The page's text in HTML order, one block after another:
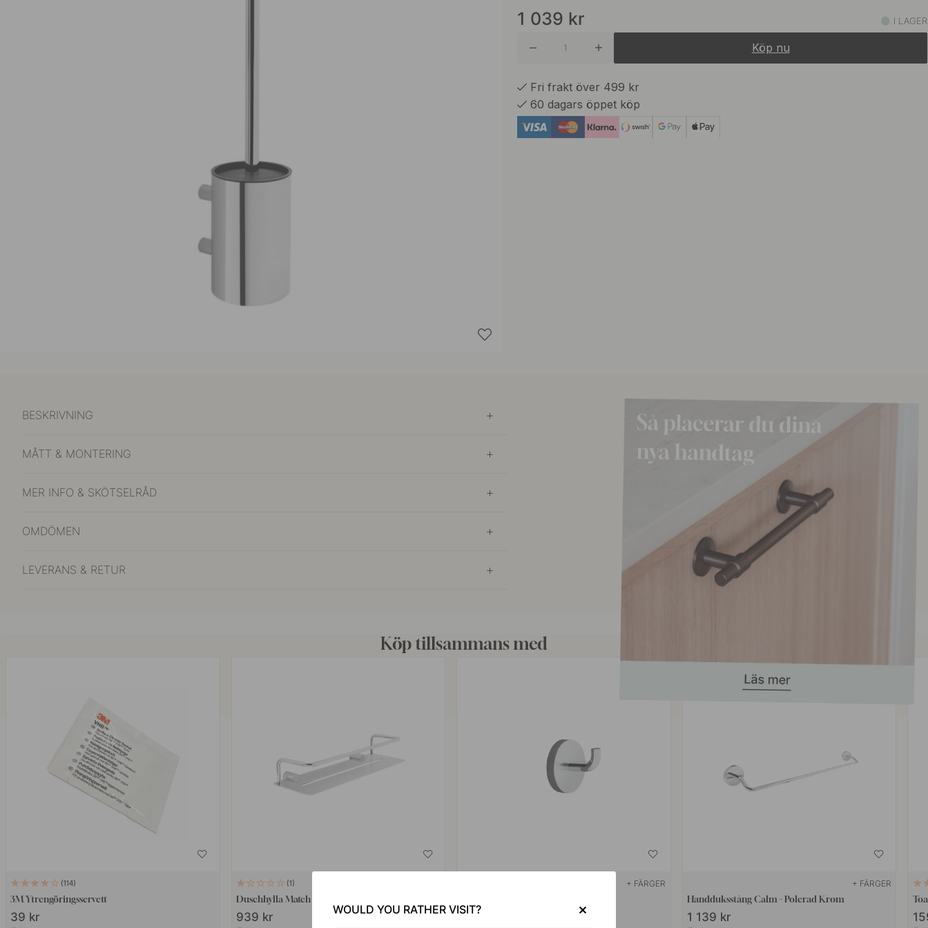
Rostfritt Stål
I lager
Mattsvart
1 039 kr I LAGER
Köp nu
Fri frakt över 499 kr
60 dagars öppet köp
BESKRIVNING
MÅTT & MONTERING
MER INFO & SKÖTSELRÅD
OMDÖMEN
LEVERANS & RETUR
Köp tillsammans med
114
3M Ytrengöringsservett
39 kr
1
Duschhylla Match - Polerad Krom
939 kr
+ FÄRGER
199 kr
+ FÄRGER
Handduksstång Calm - Polerad Krom
1 139 kr
WOULD YOU RATHER VISIT?